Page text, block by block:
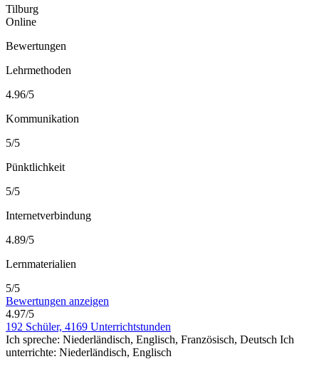
Tilburg
Online
Bewertungen
Lehrmethoden
4.96/5
Kommunikation
5/5
Pünktlichkeit
5/5
Internetverbindung
4.89/5
Lernmaterialien
5/5
Bewertungen anzeigen
4.97/5
192 Schüler, 4169 Unterrichtstunden
Ich spreche: Niederländisch, Englisch, Französisch, Deutsch Ich
unterrichte: Niederländisch, Englisch